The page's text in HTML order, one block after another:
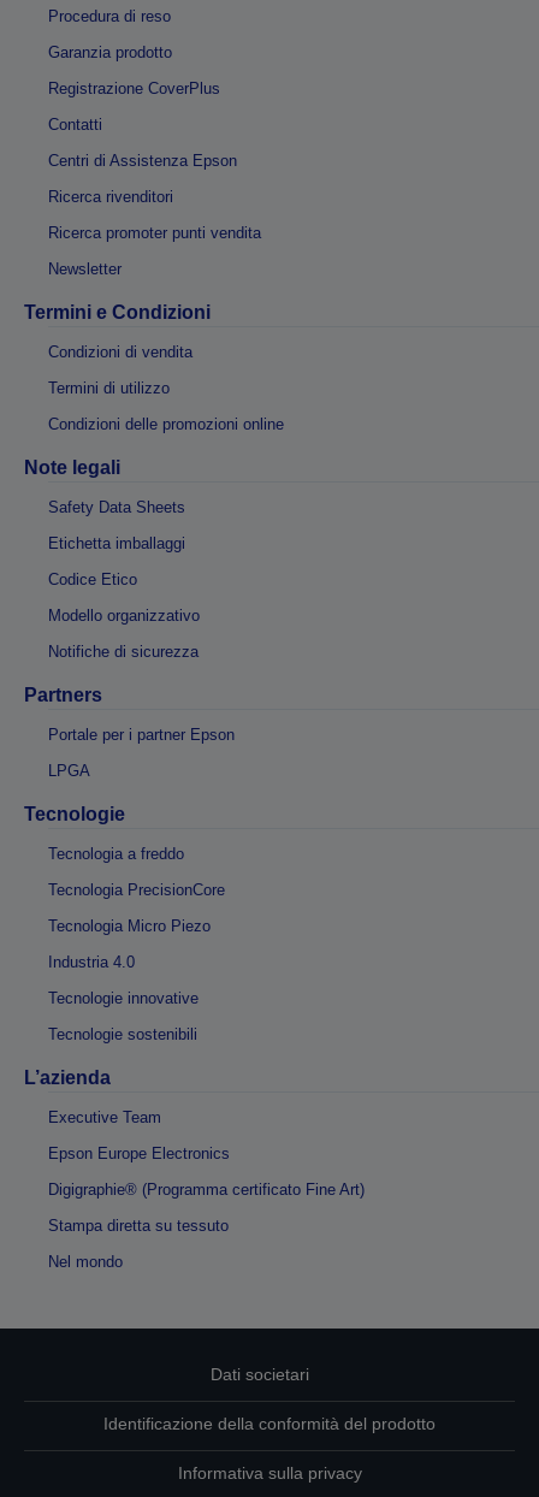
Procedura di reso
Garanzia prodotto
Registrazione CoverPlus
Contatti
Centri di Assistenza Epson
Ricerca rivenditori
Ricerca promoter punti vendita
Newsletter
Termini e Condizioni
Condizioni di vendita
Termini di utilizzo
Condizioni delle promozioni online
Note legali
Safety Data Sheets
Etichetta imballaggi
Codice Etico
Modello organizzativo
Notifiche di sicurezza
Partners
Portale per i partner Epson
LPGA
Tecnologie
Tecnologia a freddo
Tecnologia PrecisionCore
Tecnologia Micro Piezo
Industria 4.0
Tecnologie innovative
Tecnologie sostenibili
L’azienda
Executive Team
Epson Europe Electronics
Digigraphie® (Programma certificato Fine Art)
Stampa diretta su tessuto
Nel mondo
Dati societari
Identificazione della conformità del prodotto
Informativa sulla privacy